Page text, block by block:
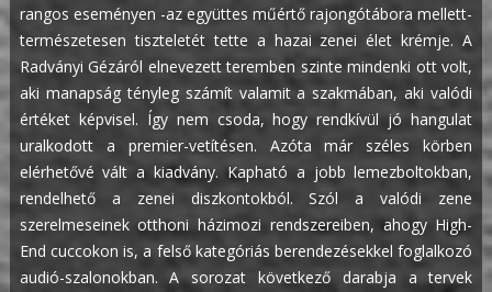
rangos eseményen -az együttes műértő rajongótábora mellett-
természetesen tiszteletét tette a hazai zenei élet krémje. A
Radványi Gézáról elnevezett teremben szinte mindenki ott volt,
aki manapság tényleg számít valamit a szakmában, aki valódi
értéket képvisel. Így nem csoda, hogy rendkívül jó hangulat
uralkodott a premier-vetítésen. Azóta már széles körben
elérhetővé vált a kiadvány. Kapható a jobb lemezboltokban,
rendelhető a zenei diszkontokból. Szól a valódi zene
szerelmeseinek otthoni házimozi rendszereiben, ahogy High-
End cuccokon is, a felső kategóriás berendezésekkel foglalkozó
audió-szalonokban.A sorozat következő darabja a tervek